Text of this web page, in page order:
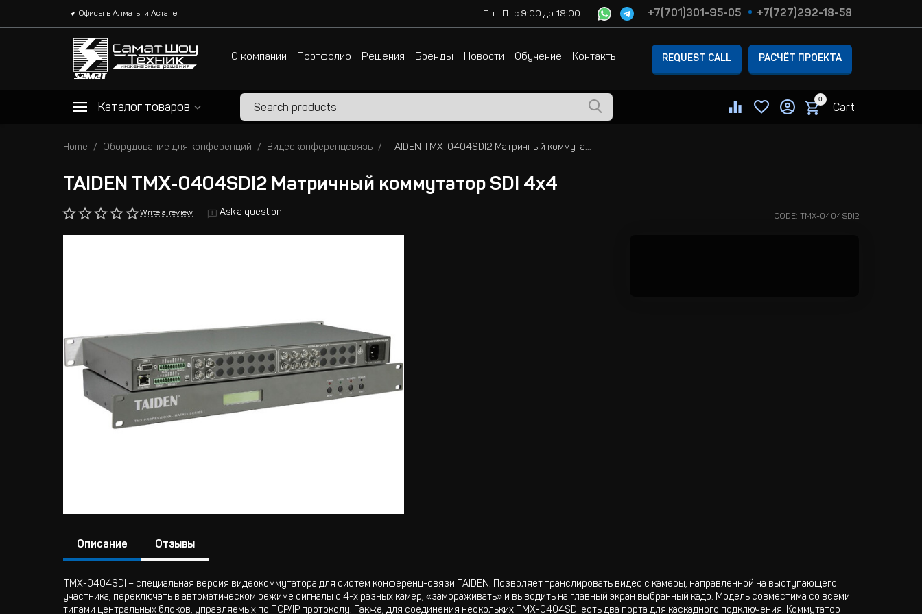
Офисы в Алматы и Астане Пн - Пт с 9:00 до 18:00 +7(701)301-95-05 +7(727)292-18-58
О компании Портфолио Решения Бренды Новости Обучение Контакты REQUEST CALL РАСЧЁТ ПРОЕКТА
Каталог товаров
0
Cart
Home Оборудование для конференций Видеоконференцсвязь TAIDEN TMX-0404SDI2 Матричный коммутатор SDI 4x4
TAIDEN TMX-0404SDI2 Матричный коммутатор SDI 4x4
Write a review Ask a question CODE: TMX-0404SDI2
Описание Отзывы
TMX-0404SDI – специальная версия видеокоммутатора для систем конференц-связи TAIDEN. Позволяет транслировать видео с камеры, направленной на выступающего
участника, переключать в автоматическом режиме сигналы с 4-х разных камер, «замораживать» и выводить на главный экран выбранный кадр. Модель совместима со всеми
типами центральных блоков, управляемых по TCP/IP протоколу. Также, для соединения нескольких TMX-0404SDI есть два порта для каскадного подключения. Коммутатор